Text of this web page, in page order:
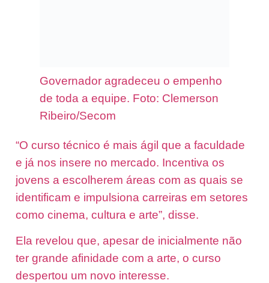
Governador agradeceu o empenho
de toda a equipe. Foto: Clemerson
Ribeiro/Secom
“O curso técnico é mais ágil que a faculdade
e já nos insere no mercado. Incentiva os
jovens a escolherem áreas com as quais se
identificam e impulsiona carreiras em setores
como cinema, cultura e arte”, disse.
Ela revelou que, apesar de inicialmente não
ter grande afinidade com a arte, o curso
despertou um novo interesse.